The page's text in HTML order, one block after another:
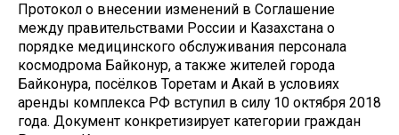
Протокол о внесении изменений в Соглашение
между правительствами России и Казахстана о
порядке медицинского обслуживания персонала
космодрома Байконур, а также жителей города
Байконура, посёлков Торетам и Акай в условиях
аренды комплекса РФ вступил в силу 10 октября 2018
года. Документ конкретизирует категории граждан